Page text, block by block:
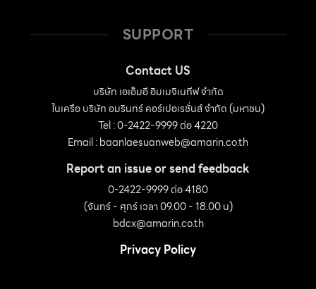
SUPPORT
Contact US
บริษัท เอเอ็มอี อิมเมจิเนทีฟ จำกัด
ในเครือ บริษัท อมรินทร์ คอร์เปอเรชั่นส์ จำกัด (มหาชน)
Tel : 0-2422-9999 ต่อ 4220
Email :baanlaesuanweb@amarin.co.th
Report an issue or send feedback
0-2422-9999 ต่อ 4180
(จันทร์ - ศุกร์ เวลา 09.00 - 18.00 น)
bdcx@amarin.co.th
Privacy Policy